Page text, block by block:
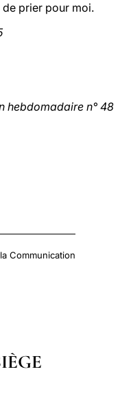
prier pour moi.
hebdomadaire n° 48
Communication